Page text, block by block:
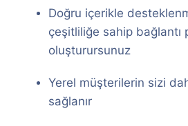
Doğru içerikle
çeşitliliğe sahip bağlantı
oluşturursunuz
Yerel müşterilerin sizi
sağlanır